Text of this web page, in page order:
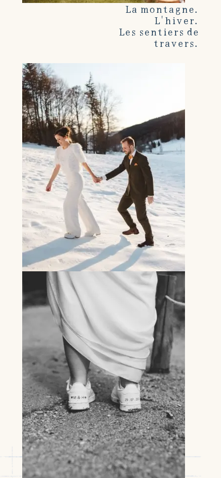
La montagne.
L'hiver.
Les sentiers de
travers.